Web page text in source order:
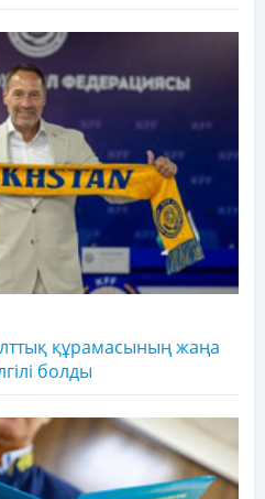
құрамасының жаңа
болды